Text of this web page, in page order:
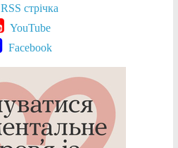
RSS стрічка
YouTube
Facebook